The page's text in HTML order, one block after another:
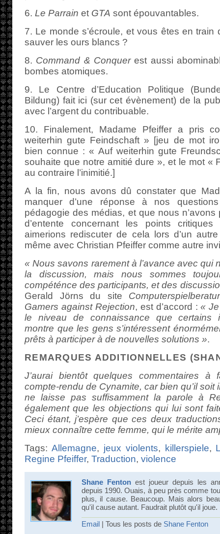
6. Le Parrain et GTA sont épouvantables.
7. Le monde s’écroule, et vous êtes en
sauver les ours blancs ?
8. Command & Conquerest aussi
bombes atomiques.
9. Le Centre d’Education Politique
Bildung) fait ici (sur cet évènement) de la
avec l’argent du contribuable.
10. Finalement, Madame Pfeiffer a pris
weiterhin gute Feindschaft » [jeu de mot
bien connue : « Auf weiterhin gute
souhaite que notre amitié dure », et le mot «
au contraire l’inimitié.]
A la fin, nous avons dû constater que
manquer d’une réponse à nos
pédagogie des médias, et que nous
d’entente concernant les points
aimerions rediscuter de cela lors d’un
même avec Christian Pfeiffer comme autre
« Nous savons rarement à l’avance avec qui
la discussion, mais nous sommes
compéténce des participants, et des
Gerald Jörns du site
Gamers against Rejection, est d’accord :«
le niveau de connaissance que certains
montre que les gens s’intéressent
prêts à participer à de nouvelles solutions ».
REMARQUES ADDITIONNELLES
J’aurai bientôt quelques commentaires à
compte-rendu de Cynamite, car bien qu’il soit
ne laisse pas suffisamment la parole à
également que les objections qui lui sont
Ceci étant, j’espère que ces deux
mieux connaître cette femme, qui le mérite
Tags: Allemagne, jeux violents, killerspiele,
Regine Pfeiffer, Traduction, violence
Shane Fenton est joueur depuis les
depuis 1990. Ouais, à peu près comme
plus, il cause. Beaucoup. Mais alors
qu'il cause autant. Faudrait plutôt qu'il joue.
Email | Tous les posts de Shane Fenton